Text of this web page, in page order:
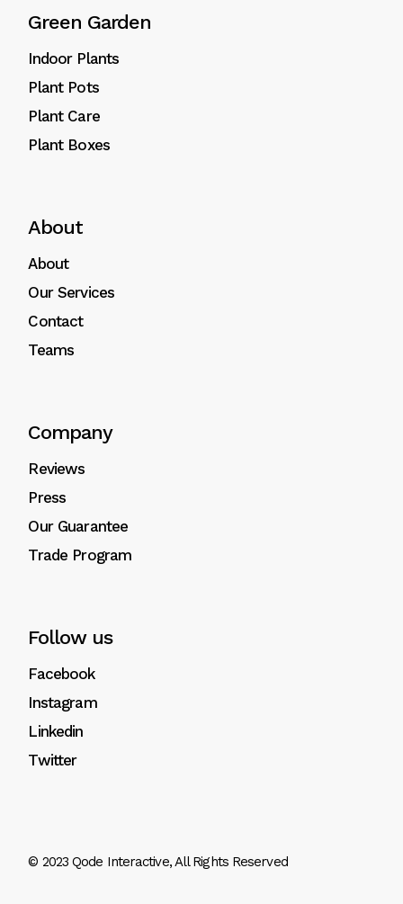
Green Garden
Indoor Plants
Plant Pots
Plant Care
Plant Boxes
About
About
Our Services
Contact
Teams
Company
Reviews
Press
Our Guarantee
Trade Program
Follow us
Facebook
Instagram
Linkedin
Twitter
© 2023Qode Interactive, All Rights Reserved